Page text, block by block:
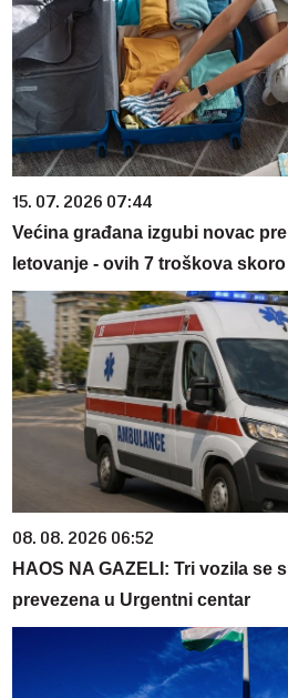
15. 07. 2026 07:44
Većina građana izgubi novac
letovanje - ovih 7 troškova
08. 08. 2026 06:52
HAOS NA GAZELI: Tri vozila se
prevezena u Urgentni centar